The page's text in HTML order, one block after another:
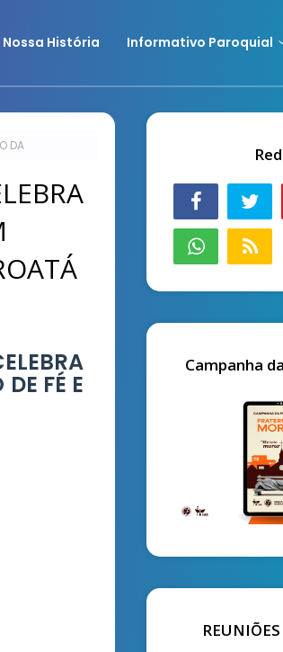
Nossa História Informativo Paroquial
DA
FÉ E
Campanha